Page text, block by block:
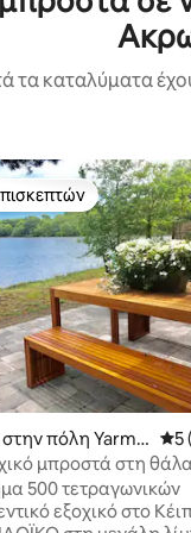
τα καταλύματα
130 κριτικές
επισκεπτών
πόλη Yarmo
5
μπροστά στη
2 SUP
500 τετραγωνικών